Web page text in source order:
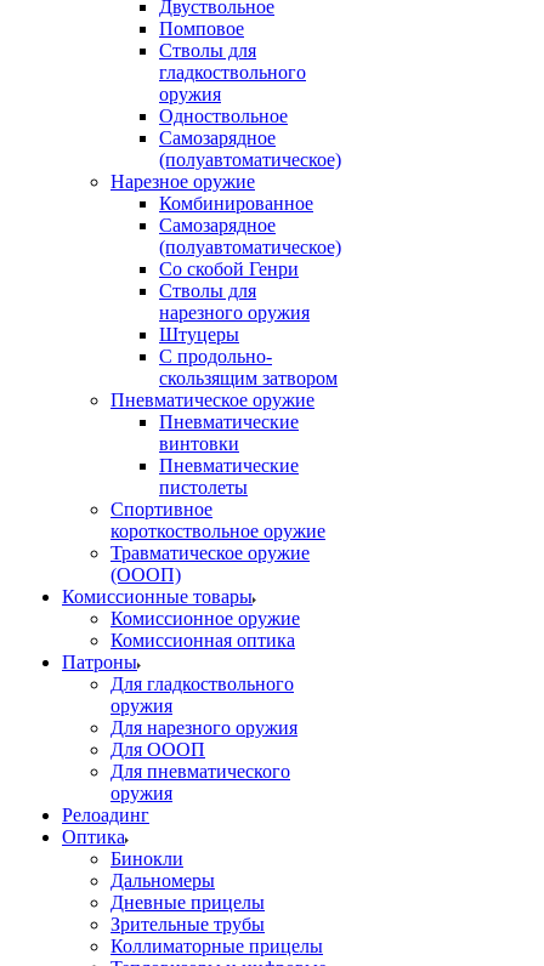
Двуствольное
Помповое
Стволы для
гладкоствольного
оружия
Одноствольное
Самозарядное
(полуавтоматическое)
Нарезное оружие
Комбинированное
Самозарядное
(полуавтоматическое)
Со скобой Генри
Стволы для
нарезного оружия
Штуцеры
С продольно-
скользящим затвором
Пневматическое оружие
Пневматические
винтовки
Пневматические
пистолеты
Спортивное
короткоствольное оружие
Травматическое оружие
(ОООП)
Комиссионные товары
Комиссионное оружие
Комиссионная оптика
Патроны
Для гладкоствольного
оружия
Для нарезного оружия
Для ОООП
Для пневматического
оружия
Релоадинг
Оптика
Бинокли
Дальномеры
Дневные прицелы
Зрительные трубы
Коллиматорные прицелы